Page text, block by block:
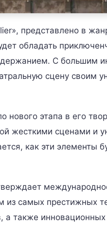
представлено в
обладать
С большим
сцену своим
нового этапа в его
жесткими сценами и
как эти элементы
из самых престижных
а также